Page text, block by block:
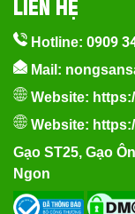
Hotline: 0909
Mail:
Website:
Website:
Gạo ST25, Gạo
Ngon